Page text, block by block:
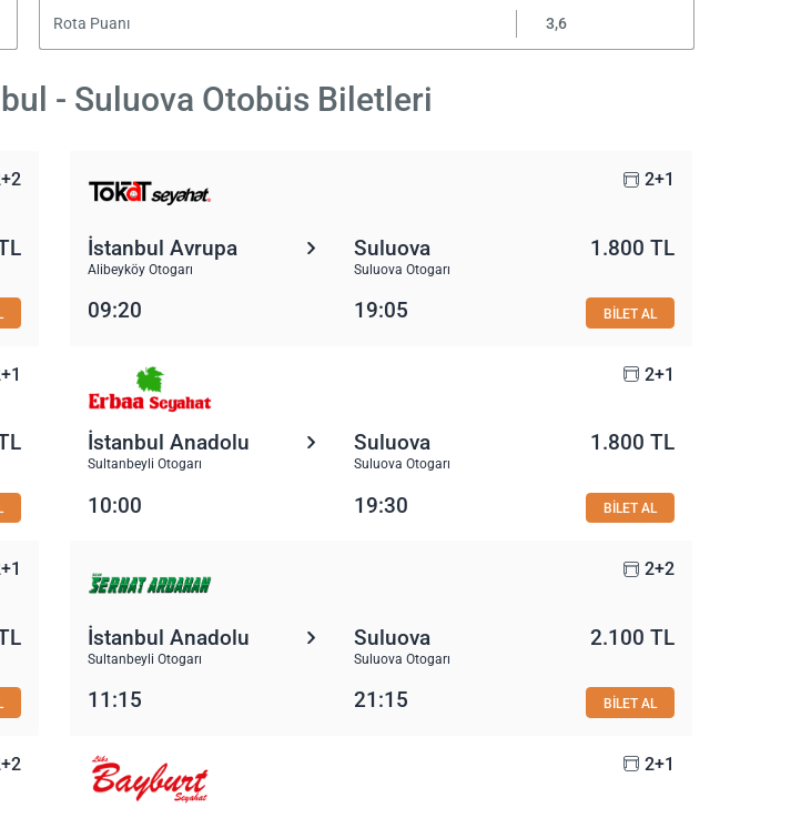
Rota Puanı 3,6
- Suluova Otobüs Biletleri
2+1
İstanbul Avrupa
Alibeyköy Otogarı
Suluova
Suluova Otogarı
1.800 TL
09:20 19:05 BİLET AL
2+1
İstanbul Anadolu
Sultanbeyli Otogarı
Suluova
Suluova Otogarı
1.800 TL
10:00 19:30 BİLET AL
2+2
İstanbul Anadolu
Sultanbeyli Otogarı
Suluova
Suluova Otogarı
2.100 TL
11:15 21:15 BİLET AL
2+1